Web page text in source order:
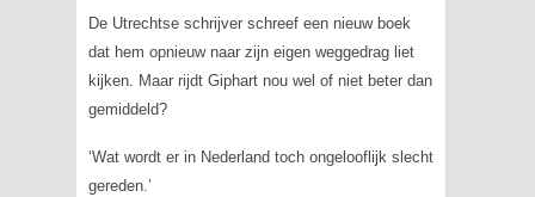
De Utrechtse schrijver schreef een nieuw boek
dat hem opnieuw naar zijn eigen weggedrag liet
kijken. Maar rijdt Giphart nou wel of niet beter dan
gemiddeld?
‘Wat wordt er in Nederland toch ongelooflijk slecht
gereden.’